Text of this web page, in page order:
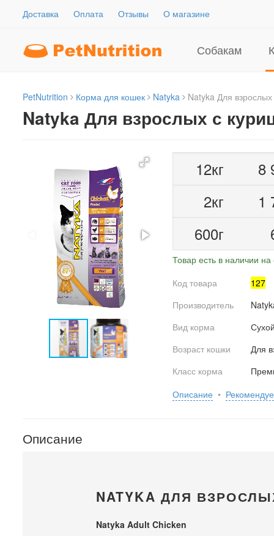
Доставка Оплата Отзывы О магазине
Собакам
PetNutrition Корма для кошек Natyka Natyka Для
Natyka Для взрослых с
12кг
8
2кг
1
600г
Товар есть в наличии на
Код товара
127
Производитель
Вид корма
Возраст кошки
Для
Класс корма
Описание •
Описание
NATYKA ДЛЯ
Natyka Adult Chicken